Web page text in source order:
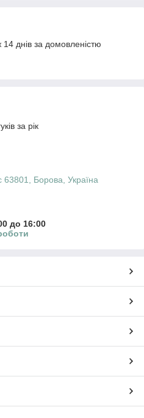
днів за домовленістю
за рік
63801, Борова, Україна
до 16:00